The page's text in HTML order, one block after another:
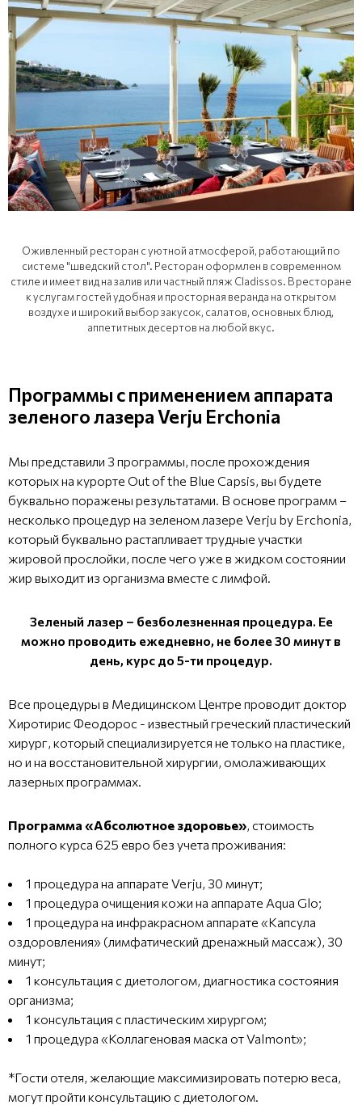
Оживленный ресторан с уютной атмосферой, работающий по
системе "шведский стол". Ресторан оформлен в современном
стиле и имеет вид на залив или частный пляж Cladissos. В ресторане
к услугам гостей удобная и просторная веранда на открытом
воздухе и широкий выбор закусок, салатов, основных блюд,
аппетитных десертов на любой вкус.
Программы с применением аппарата
зеленого лазера Verju Erchonia
Мы представили 3 программы, после прохождения
которых на курорте Out of the Blue Capsis, вы будете
буквально поражены результатами. В основе программ –
несколько процедур на зеленом лазере Verju by Erchonia,
который буквально растапливает трудные участки
жировой прослойки, после чего уже в жидком состоянии
жир выходит из организма вместе с лимфой.
Зеленый лазер – безболезненная процедура. Ее
можно проводить ежедневно, не более 30 минут в
день, курс до 5-ти процедур.
Все процедуры в Медицинском Центре проводит доктор
Хиротирис Феодорос - известный греческий пластический
хирург, который специализируется не только на пластике,
но и на восстановительной хирургии, омолаживающих
лазерных программах.
Программа «Абсолютное здоровье», стоимость
полного курса 625 евро без учета проживания:
1 процедура на аппарате Verju, 30 минут;
1 процедура очищения кожи на аппарате Aqua Glo;
1 процедура на инфракрасном аппарате «Капсула
оздоровления» (лимфатический дренажный массаж), 30
минут;
1 консультация с диетологом, диагностика состояния
организма;
1 консультация с пластическим хирургом;
1 процедура «Коллагеновая маска от Valmont»;
*Гости отеля, желающие максимизировать потерю веса,
могут пройти консультацию с диетологом.